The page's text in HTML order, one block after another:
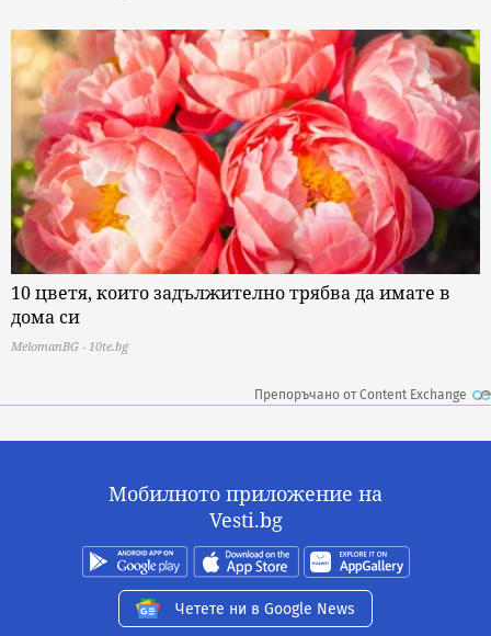
10 цветя, които задължително трябва да имате в
дома си
MelomanBG - 10te.bg
Препоръчано от Content Exchange
Мобилното приложение на
Vesti.bg
Четете ни в Google News